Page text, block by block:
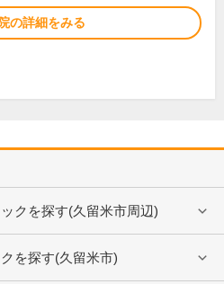
の詳細をみる
クを探す(久留米市周辺)
を探す(久留米市)